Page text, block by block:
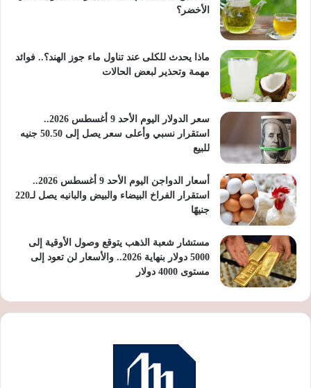
الأخضر؟
ماذا يحدث للكلى عند تناول ماء جوز الهند؟.. فوائد
مهمة وتحذير لبعض الحالات
سعر الدولار اليوم الأحد 9 أغسطس 2026..
استقرار نسبي وأعلى سعر يصل إلى 50.50 جنيه
للبيع
أسعار الدواجن اليوم الأحد 9 أغسطس 2026..
استقرار الفراخ البيضاء والبيض والبانيه يصل لـ220
جنيهًا
مستشار شعبة الذهب يتوقع وصول الأوقية إلى
5000 دولار بنهاية 2026.. والأسعار لن تعود إلى
مستوى 4000 دولار